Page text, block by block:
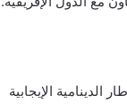
الإيجابية